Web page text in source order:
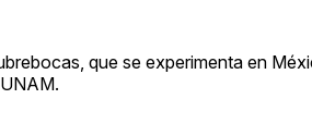
que se experimenta en